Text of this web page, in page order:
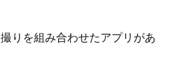
りを組み合わせたアプリがあ